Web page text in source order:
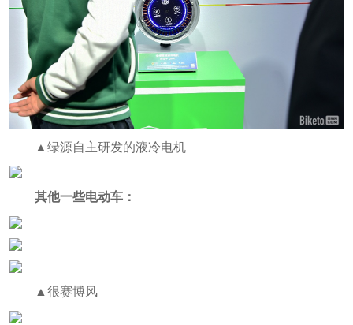
▲绿源自主研发的液冷电机
其他一些电动车：
▲很赛博风